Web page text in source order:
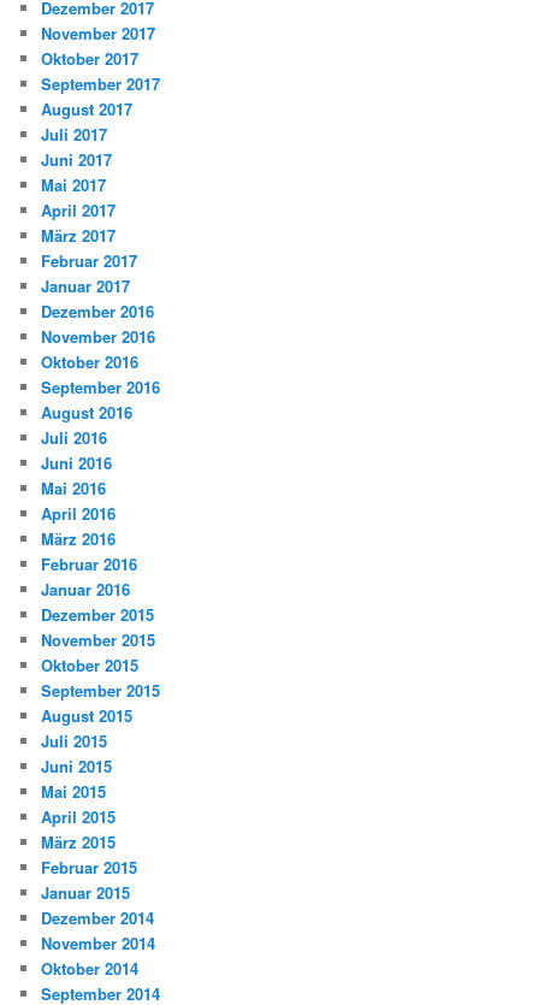
Dezember 2017
November 2017
Oktober 2017
September 2017
August 2017
Juli 2017
Juni 2017
Mai 2017
April 2017
März 2017
Februar 2017
Januar 2017
Dezember 2016
November 2016
Oktober 2016
September 2016
August 2016
Juli 2016
Juni 2016
Mai 2016
April 2016
März 2016
Februar 2016
Januar 2016
Dezember 2015
November 2015
Oktober 2015
September 2015
August 2015
Juli 2015
Juni 2015
Mai 2015
April 2015
März 2015
Februar 2015
Januar 2015
Dezember 2014
November 2014
Oktober 2014
September 2014